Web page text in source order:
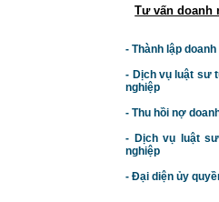
Tư vấn doanh
- Thành lập
- Dịch vụ luật sư t
nghiệp
- Thu hồi nợ
- Dịch vụ luật
nghiệp
- Đại diện ủy